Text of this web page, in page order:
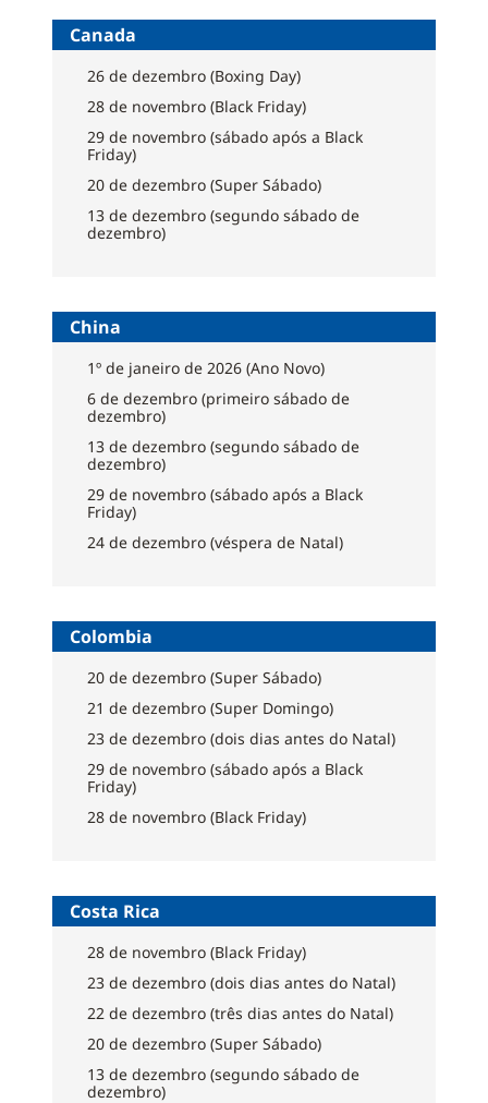
Canada
26 de dezembro (Boxing Day)
28 de novembro (Black Friday)
29 de novembro (sábado após a Black
Friday)
20 de dezembro (Super Sábado)
13 de dezembro (segundo sábado de
dezembro)
China
1º de janeiro de 2026 (Ano Novo)
6 de dezembro (primeiro sábado de
dezembro)
13 de dezembro (segundo sábado de
dezembro)
29 de novembro (sábado após a Black
Friday)
24 de dezembro (véspera de Natal)
Colombia
20 de dezembro (Super Sábado)
21 de dezembro (Super Domingo)
23 de dezembro (dois dias antes do Natal)
29 de novembro (sábado após a Black
Friday)
28 de novembro (Black Friday)
Costa Rica
28 de novembro (Black Friday)
23 de dezembro (dois dias antes do Natal)
22 de dezembro (três dias antes do Natal)
20 de dezembro (Super Sábado)
13 de dezembro (segundo sábado de
dezembro)